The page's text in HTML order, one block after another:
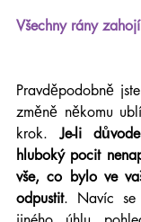
Všechny rány
Pravděpodobně
změně někomu
krok. Je-li
hluboký pocit
vše, co bylo ve
odpustit. Navíc se